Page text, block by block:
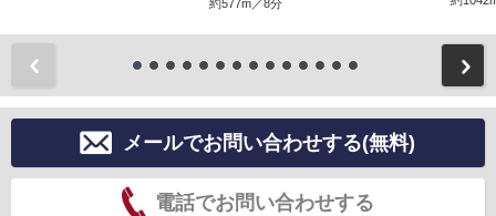
約577m／8分
メールでお問い合わせする(無料)
電話でお問い合わせする